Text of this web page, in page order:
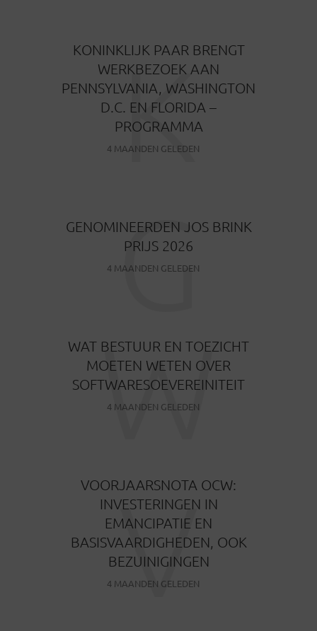
KONINKLIJK PAAR BRENGT
WERKBEZOEK AAN
PENNSYLVANIA, WASHINGTON
D.C. EN FLORIDA –
PROGRAMMA
4 MAANDEN GELEDEN
K
GENOMINEERDEN JOS BRINK
PRIJS 2026
4 MAANDEN GELEDEN
G
WAT BESTUUR EN TOEZICHT
MOETEN WETEN OVER
SOFTWARESOEVEREINITEIT
4 MAANDEN GELEDEN
W
VOORJAARSNOTA OCW:
INVESTERINGEN IN
EMANCIPATIE EN
BASISVAARDIGHEDEN, OOK
BEZUINIGINGEN
4 MAANDEN GELEDEN
V